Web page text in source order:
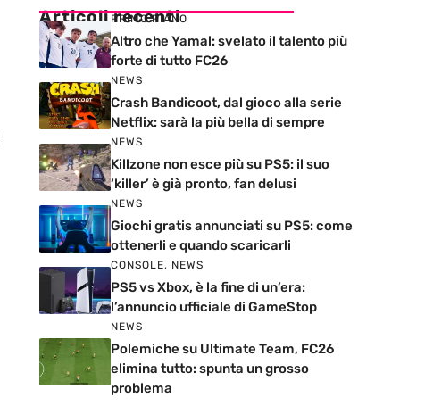
Articoli recenti
PRIMO PIANO
Altro che Yamal: svelato il talento più
forte di tutto FC26
NEWS
Crash Bandicoot, dal gioco alla serie
Netflix: sarà la più bella di sempre
NEWS
Killzone non esce più su PS5: il suo
‘killer’ è già pronto, fan delusi
NEWS
Giochi gratis annunciati su PS5: come
ottenerli e quando scaricarli
CONSOLE, NEWS
PS5 vs Xbox, è la fine di un’era:
l’annuncio ufficiale di GameStop
NEWS
Polemiche su Ultimate Team, FC26
elimina tutto: spunta un grosso
problema